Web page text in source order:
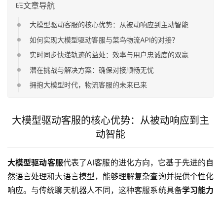
文章导航
大模型驱动客服的核心优势：从被动响应到主动智能
如何实现大模型驱动客服与菜鸟物流API的对接？
实时同步快递轨迹的益处：效率与用户忠诚度的双赢
潜在挑战与解决方案：确保对接顺畅无忧
拥抱大模型时代，物流客服的未来已来
大模型驱动客服的核心优势：从被动响应到主
动智能
大模型驱动客服代表了AI客服的进化方向，它基于先进的自
然语言处理和大语言模型，能够理解复杂查询并提供个性化
响应。与传统聊天机器人不同，这种客服系统具备学习能力